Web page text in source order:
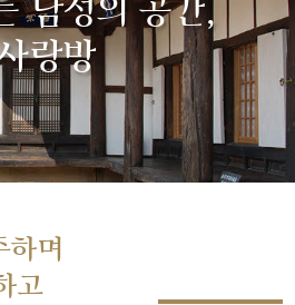
남성의 공간,
랑방
하며
고